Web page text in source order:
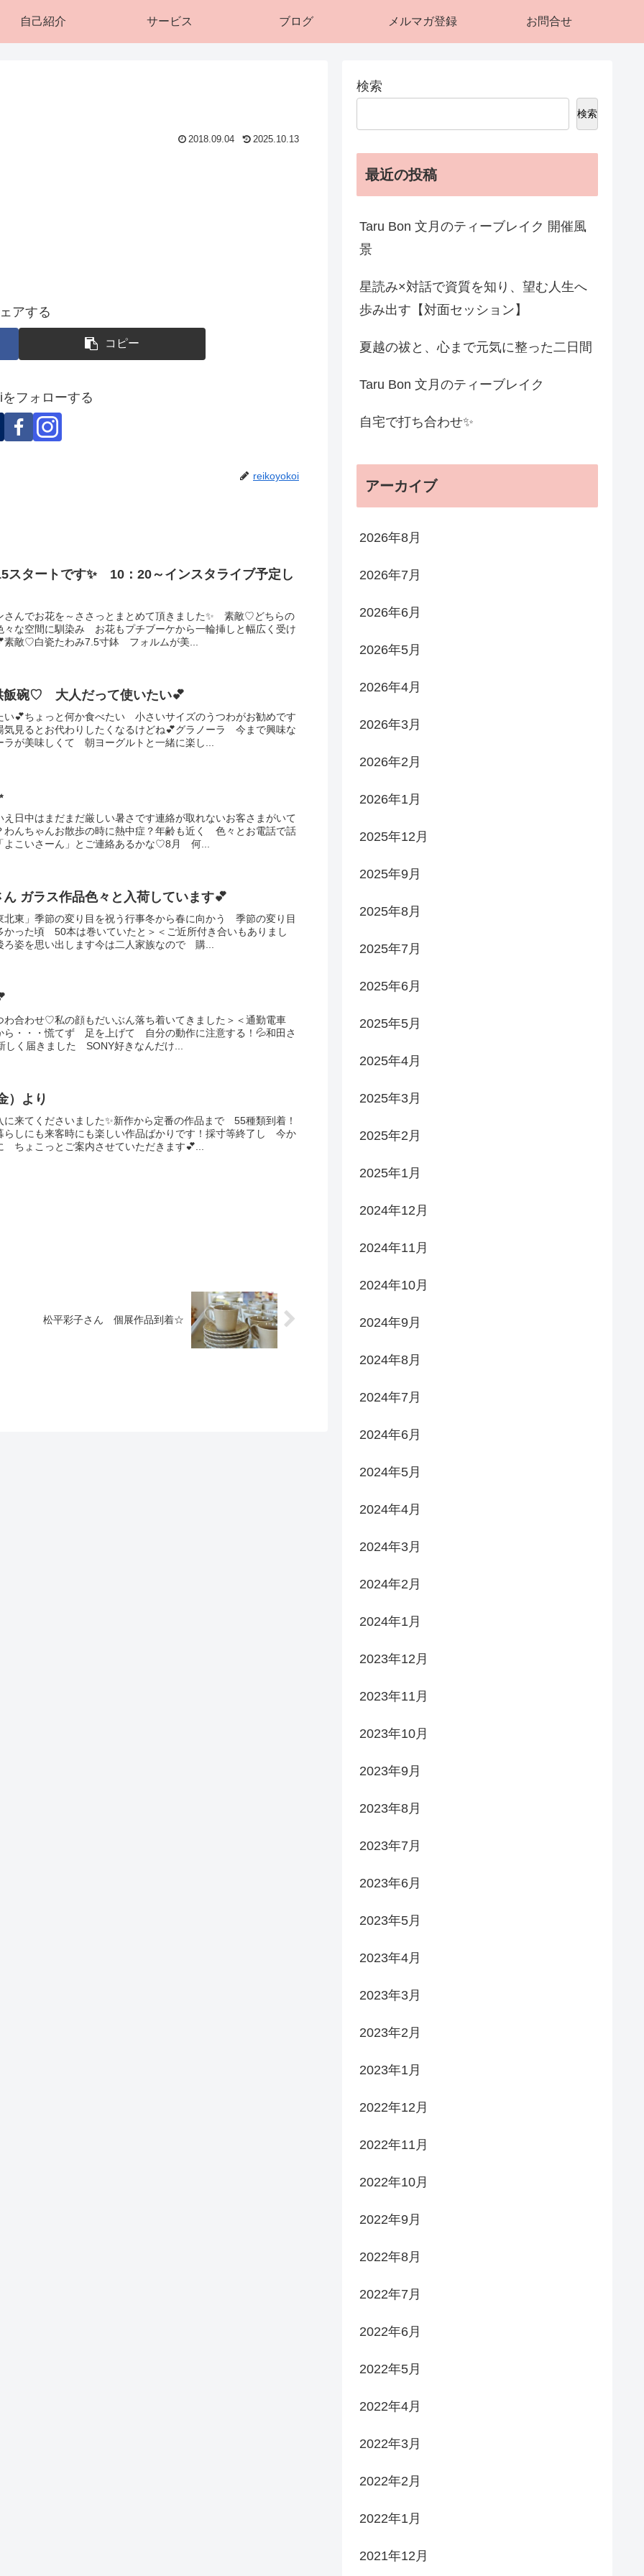
自己紹介 サービス ブログ メルマガ登録 お問合せ
2018.09.04 2025.10.13
アする
コピー
フォローする
reikoyokoi
タートです✨ 10：20～インスタライブ予定し
んでお花を～ささっとまとめて頂きました✨ 素敵♡どちらの
な空間に馴染み お花もプチブーケから一輪挿しと幅広く受け
敵♡白瓷たわみ7.5寸鉢 フォルムが美...
飯碗♡ 大人だって使いたい💕
💕ちょっと何か食べたい 小さいサイズのうつわがお勧めです
気見るとお代わりしたくなるけどね💕グラノーラ 今まで興味な
ラが美味しくて 朝ヨーグルトと一緒に楽し...
日中はまだまだ厳しい暑さです連絡が取れないお客さまがいて
わんちゃんお散歩の時に熱中症？年齢も近く 色々とお電話で話
こいさーん」とご連絡あるかな♡8月 何...
ガラス作品色々と入荷しています💕
東」季節の変り目を祝う行事冬から春に向かう 季節の変り目
かった頃 50本は巻いていたと＞＜ご近所付き合いもありまし
ろ姿を思い出します今は二人家族なので 購...
わ合わせ♡私の顔もだいぶん落ち着いてきました＞＜通勤電車
ら・・・慌てず 足を上げて 自分の動作に注意する！💦和田さ
く届きました SONY好きなんだけ...
）より
来てくださいました✨新作から定番の作品まで 55種類到着！
しにも来客時にも楽しい作品ばかりです！採寸等終了し 今か
ちょこっとご案内させていただきます💕...
松平彩子さん 個展作品到着☆
検索
検索
最近の投稿
Taru Bon 文月のティーブレイク 開催風
景
星読み×対話で資質を知り、望む人生へ
歩み出す【対面セッション】
夏越の祓と、心まで元気に整った二日間
Taru Bon 文月のティーブレイク
自宅で打ち合わせ✨
アーカイブ
2026年8月
2026年7月
2026年6月
2026年5月
2026年4月
2026年3月
2026年2月
2026年1月
2025年12月
2025年9月
2025年8月
2025年7月
2025年6月
2025年5月
2025年4月
2025年3月
2025年2月
2025年1月
2024年12月
2024年11月
2024年10月
2024年9月
2024年8月
2024年7月
2024年6月
2024年5月
2024年4月
2024年3月
2024年2月
2024年1月
2023年12月
2023年11月
2023年10月
2023年9月
2023年8月
2023年7月
2023年6月
2023年5月
2023年4月
2023年3月
2023年2月
2023年1月
2022年12月
2022年11月
2022年10月
2022年9月
2022年8月
2022年7月
2022年6月
2022年5月
2022年4月
2022年3月
2022年2月
2022年1月
2021年12月